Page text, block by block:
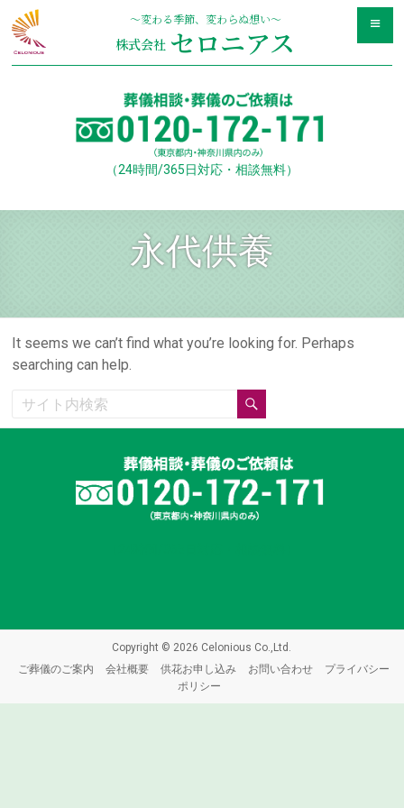
content
〜変わる季節、変わらぬ想い〜
株式会社 セロニアス
（24時間/365日対応・相談無料）
永代供養
It seems we can’t find what you’re looking for. Perhaps
searching can help.
Copyright © 2026 Celonious Co.,Ltd.
ご葬儀のご案内 会社概要 供花お申し込み お問い合わせ
プライバシー
ポリシー